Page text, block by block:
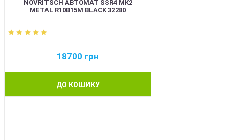
NOVRITSCH АВТОМАТ SSR4 MK2
METAL R10B15M BLACK 32280
18700 грн
ДО КОШИКУ